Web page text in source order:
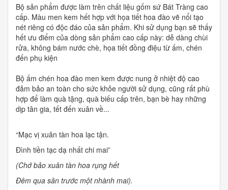
Bộ sản phẩm được làm trên chất liệu gốm sứ Bát Tràng cao
cấp. Màu men kem hết hợp với họa tiết hoa đào vẽ nổi tạo
nét riêng có độc đáo của sản phẩm. Khi sử dụng bạn sẽ thấy
hết ưu điểm của dòng sản phẩm cao cấp này: dễ dàng chùi
rửa, không bám nước chè, họa tiết đồng điệu từ ấm, chén
đến phụ kiện
Bộ ấm chén hoa đào men kem được nung ở nhiệt độ cao
đảm bảo an toàn cho sức khỏe người sử dụng, cũng rất phù
hợp để làm quà tặng, quà biếu cấp trên, bạn bè hay những
dịp tân gia, tết đến xuân về...
“Mạc vị xuân tàn hoa lạc tận.
Đình tiền tạc dạ nhất chi mai”
(Chớ bảo xuân tàn hoa rụng hết
Đêm qua sân trước một nhành mai).